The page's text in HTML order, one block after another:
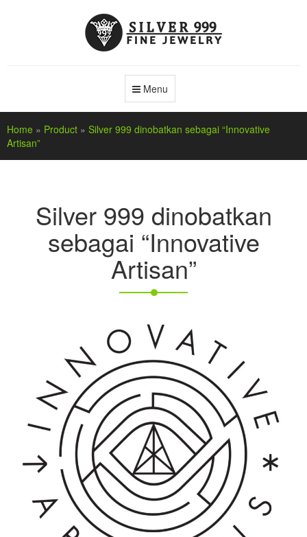
Menu
Home » Product » Silver 999 dinobatkan sebagai “Innovative
Artisan”
Silver 999 dinobatkan
sebagai “Innovative
Artisan”